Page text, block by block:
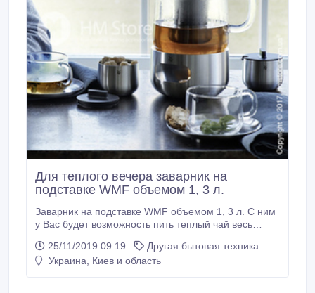
Для теплого вечера заварник на
подставке WMF объемом 1, 3 л.
Заварник на подставке WMF объемом 1, 3 л. С ним
у Вас будет возможность пить теплый чай весь
заново приготовить. Такой заварник прекрасно
подойдет для случаев, когда Вы приглашаете
25/11/2019 09:19
Другая бытовая техника
Украина, Киев и область